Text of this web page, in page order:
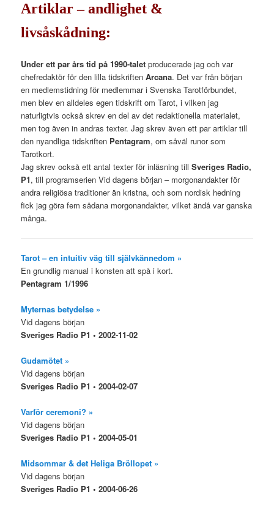
Artiklar – andlighet &
livsåskådning:
Under ett par års tid på 1990-talet producerade jag och var
chefredaktör för den lilla tidskriftenArcana. Det var från början
en medlemstidning för medlemmar i Svenska Tarotförbundet,
men blev en alldeles egen tidskrift om Tarot, i vilken jag
naturligtvis också skrev en del av det redaktionella materialet,
men tog även in andras texter. Jag skrev även ett par artiklar till
den nyandliga tidskriften Pentagram, om såväl runor som
Tarotkort.
Jag skrev också ett antal texter för inläsning tillSveriges Radio,
P1, till programserien Vid dagens början – morgonandakter för
andra religiösa traditioner än kristna, och som nordisk hedning
fick jag göra fem sådana morgonandakter, vilket ändå var ganska
många.
Tarot – en intuitiv väg till självkännedom »
En grundlig manual i konsten att spå i kort.
Pentagram 1/1996
Myternas betydelse »
Vid dagens början
Sveriges Radio P1 • 2002-11-02
Gudamötet »
Vid dagens början
Sveriges Radio P1 • 2004-02-07
Varför ceremoni? »
Vid dagens början
Sveriges Radio P1 • 2004-05-01
Midsommar & det Heliga Bröllopet »
Vid dagens början
Sveriges Radio P1 • 2004-06-26